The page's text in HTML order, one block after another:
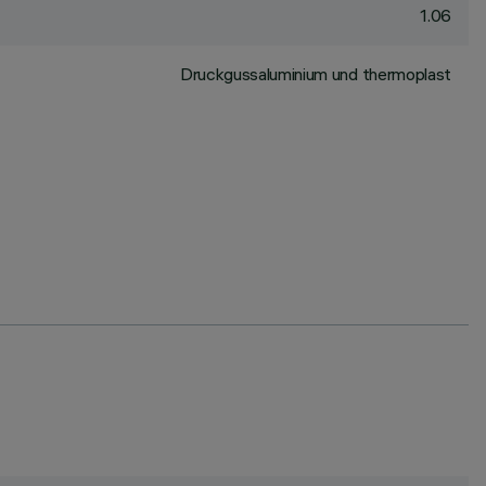
1.06
Druckgussaluminium und thermoplast